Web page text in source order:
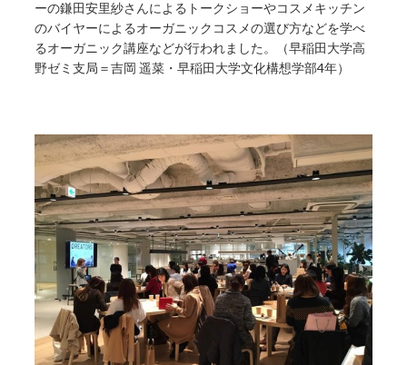
ーの鎌田安里紗さんによるトークショーやコスメキッチン
のバイヤーによるオーガニックコスメの選び方などを学べ
るオーガニック講座などが行われました。（早稲田大学高
野ゼミ支局＝吉岡 遥菜・早稲田大学文化構想学部4年）